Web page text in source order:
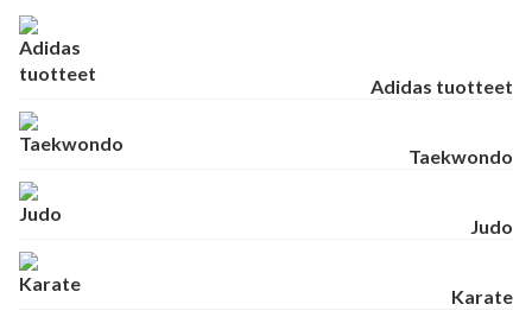
Adidas tuotteet
Taekwondo
Judo
Karate